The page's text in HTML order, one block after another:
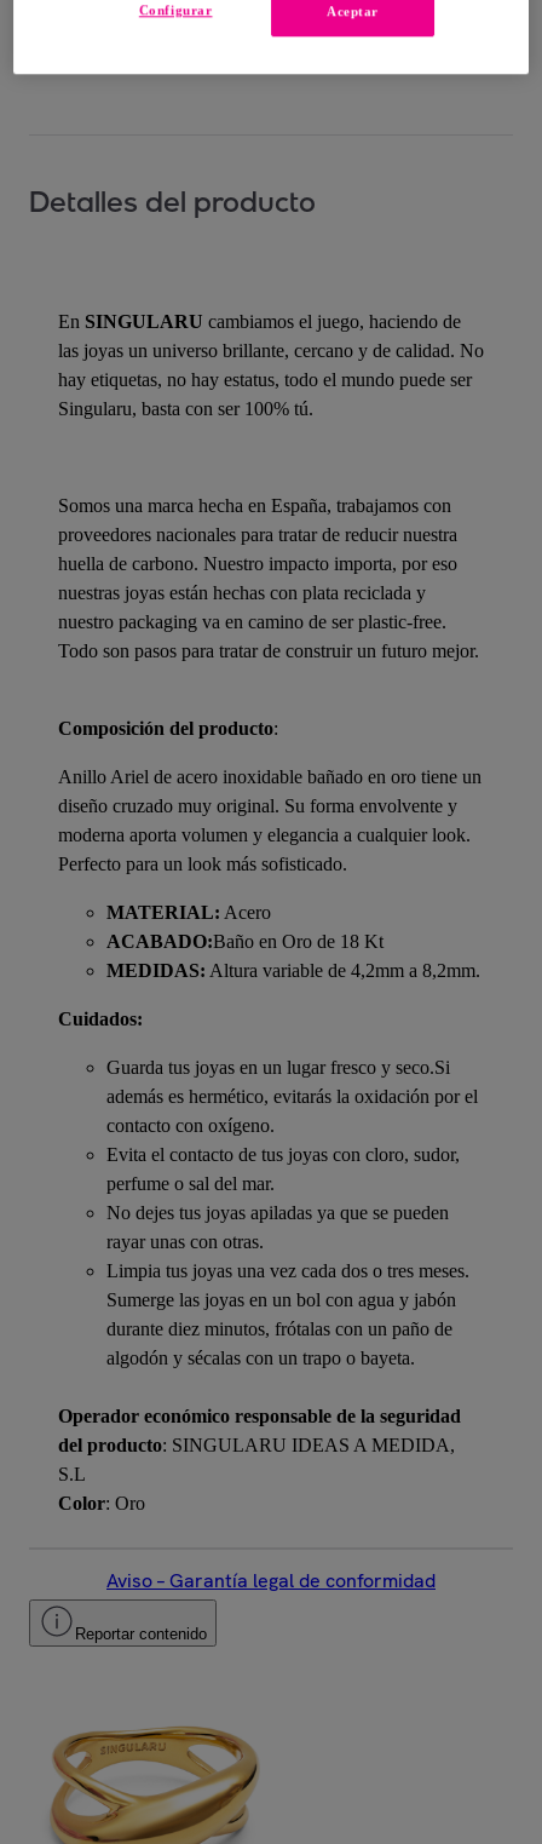
Detalles del producto
En SINGULARU cambiamos el juego, haciendo de
las joyas un universo brillante, cercano y de calidad. No
hay etiquetas, no hay estatus, todo el mundo puede ser
Singularu, basta con ser 100% tú.
Somos una marca hecha en España, trabajamos con
proveedores nacionales para tratar de reducir nuestra
huella de carbono. Nuestro impacto importa, por eso
nuestras joyas están hechas con plata reciclada y
nuestro packaging va en camino de ser plastic-free.
Todo son pasos para tratar de construir un futuro mejor.
Composición del producto:
Anillo Ariel de acero inoxidable bañado en oro tiene un
diseño cruzado muy original. Su forma envolvente y
moderna aporta volumen y elegancia a cualquier look.
Perfecto para un look más sofisticado.
MATERIAL: Acero
ACABADO:Baño en Oro de 18 Kt
MEDIDAS: Altura variable de 4,2mm a 8,2mm.
Cuidados:
Guarda tus joyas en un lugar fresco y seco.Si
además es hermético, evitarás la oxidación por el
contacto con oxígeno.
Evita el contacto de tus joyas con cloro, sudor,
perfume o sal del mar.
No dejes tus joyas apiladas ya que se pueden
rayar unas con otras.
Limpia tus joyas una vez cada dos o tres meses.
Sumerge las joyas en un bol con agua y jabón
durante diez minutos, frótalas con un paño de
algodón y sécalas con un trapo o bayeta.
Operador económico responsable de la seguridad
del producto: SINGULARU IDEAS A MEDIDA,
S.L
Color: Oro
Aviso – Garantía legal de conformidad
Reportar contenido
Aceptar
Configurar